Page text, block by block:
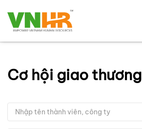
Cơ hội giao thương